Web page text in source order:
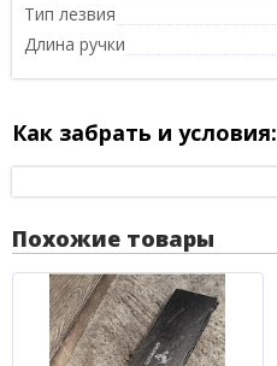
Тип лезвия
Длина ручки
Как забрать и условия:
Похожие товары